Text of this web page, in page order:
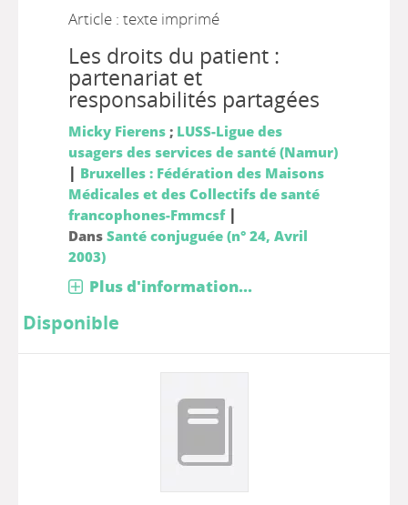
Article : texte imprimé
Les droits du patient :
partenariat et
responsabilités partagées
Micky Fierens; LUSS-Ligue des
usagers des services de santé (Namur)
| Bruxelles : Fédération des Maisons
Médicales et des Collectifs de santé
francophones-Fmmcsf|
Dans Santé conjuguée (n° 24, Avril
2003)
Plus d'information...
Disponible